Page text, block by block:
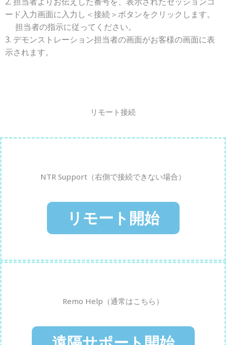
ード入力画面に入力し＜接続＞ボタンをクリックします。
担当者の指示に従ってください。
3. デモンストレーション担当者の画面がお客様の画面に表
示されます。
リモート接続
NTR Support（右側で接続できない場合）
リモート開始
Remo Help（通常はこちら）